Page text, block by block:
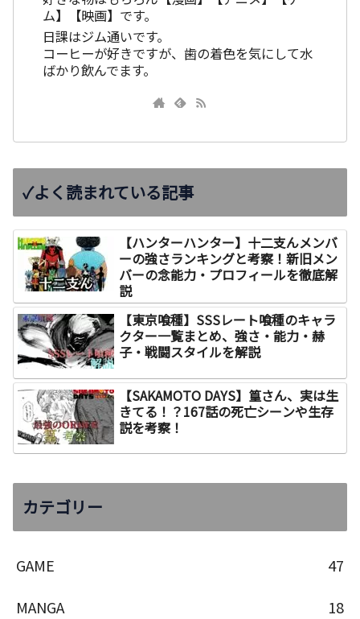
ム】【映画】です。
日課はジム通いです。
コーヒーが好きですが、歯の着色を気にして水
ばかり飲んでます。
✓よく読まれている記事
【ハンターハンター】十二支んメンバ
ーの強さランキングと考察！新旧メン
バーの念能力・プロフィールを徹底解
説
【東京喰種】SSSレート喰種のキャラ
クター一覧まとめ、強さ・能力・赫
子・戦闘スタイルを解説
【SAKAMOTO DAYS】篁さん、実は生
きてる！？167話の死亡シーンや生存
説を考察！
カテゴリー
GAME
47
MANGA
18